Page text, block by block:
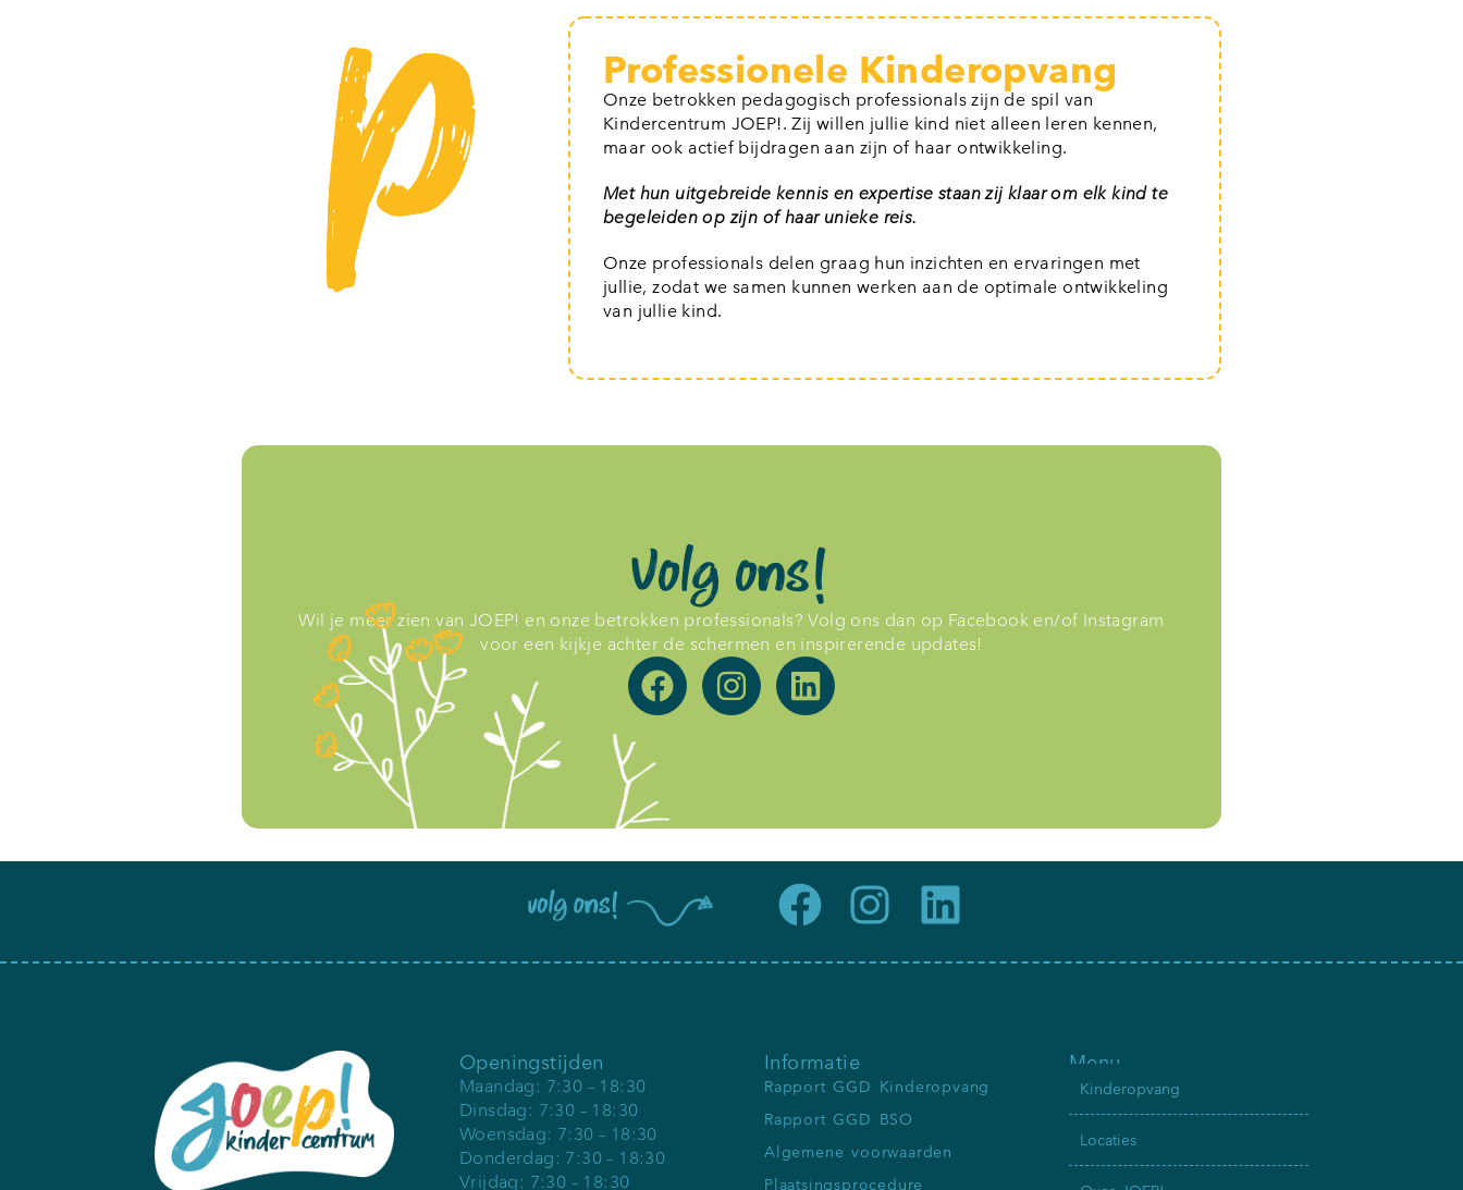
Professionele Kinderopvang
Onze betrokken pedagogisch professionals zijn de spil van
Kindercentrum JOEP!. Zij willen jullie kind niet alleen leren kennen,
maar ook actief bijdragen aan zijn of haar ontwikkeling.
Met hun uitgebreide kennis en expertise staan zij klaar om elk kind te
begeleiden op zijn of haar unieke reis.
Onze professionals delen graag hun inzichten en ervaringen met
jullie, zodat we samen kunnen werken aan de optimale ontwikkeling
van jullie kind.
Volg ons!
Wil je meer zien van JOEP! en onze betrokken professionals? Volg ons dan op Facebook en/of Instagram
voor een kijkje achter de schermen en inspirerende updates!
Openingstijden
Maandag: 7:30 – 18:30
Dinsdag: 7:30 – 18:30
Woensdag: 7:30 – 18:30
Donderdag: 7:30 – 18:30
Vrijdag: 7:30 – 18:30
Informatie
Rapport GGD Kinderopvang
Rapport GGD BSO
Algemene voorwaarden
Plaatsingsprocedure
Menu
Kinderopvang
Locaties